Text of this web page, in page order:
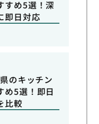
すめ5選！深
即日対応
のキッチン
め5選！即日
比較